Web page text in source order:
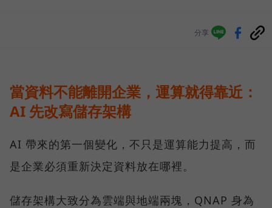
分享
當資料不能離開企業，運算就得靠近：
AI 先改寫儲存架構
AI 帶來的第一個變化，不只是運算能力提高，而
是企業必須重新決定資料放在哪裡。
儲存架構大致分為雲端與地端兩塊，QNAP 身為